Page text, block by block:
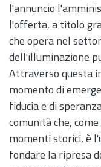
l'annuncio
l'offerta, a titolo
che opera nel
Attraverso questa
momento di
fiducia e di
comunità che,
momenti storici, è
fondare la ripresa